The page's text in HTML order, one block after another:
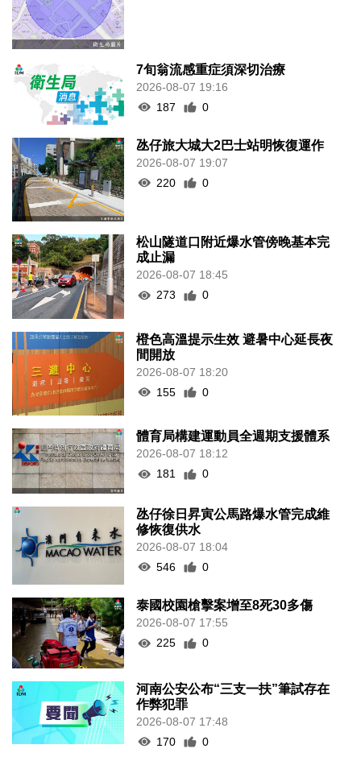
7旬翁流感重症須深切治療
2026-08-07 19:16
187
0
氹仔旅大城大2巴士站明恢復運作
2026-08-07 19:07
220
0
松山隧道口附近爆水管傍晚基本完
成止漏
2026-08-07 18:45
273
0
橙色高溫提示生效 避暑中心延長夜
間開放
2026-08-07 18:20
155
0
體育局構建運動員全週期支援體系
2026-08-07 18:12
181
0
氹仔徐日昇寅公馬路爆水管完成維
修恢復供水
2026-08-07 18:04
546
0
泰國校園槍擊案增至8死30多傷
2026-08-07 17:55
225
0
河南公安公布“三支一扶”筆試存在
作弊犯罪
2026-08-07 17:48
170
0